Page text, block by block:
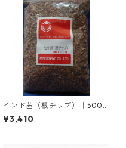
インド茜（根チップ）｜500g
｜植物染料
¥3,410